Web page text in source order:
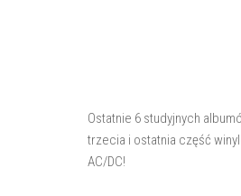
Ostatnie 6 studyjnych
trzecia i ostatnia część
AC/DC!